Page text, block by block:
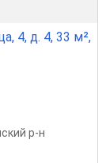
4, д. 4, 33 м²,
р-н